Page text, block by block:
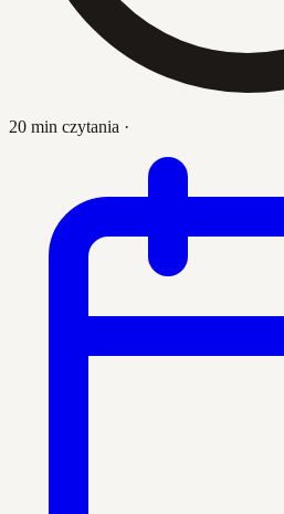
20 min czytania ·